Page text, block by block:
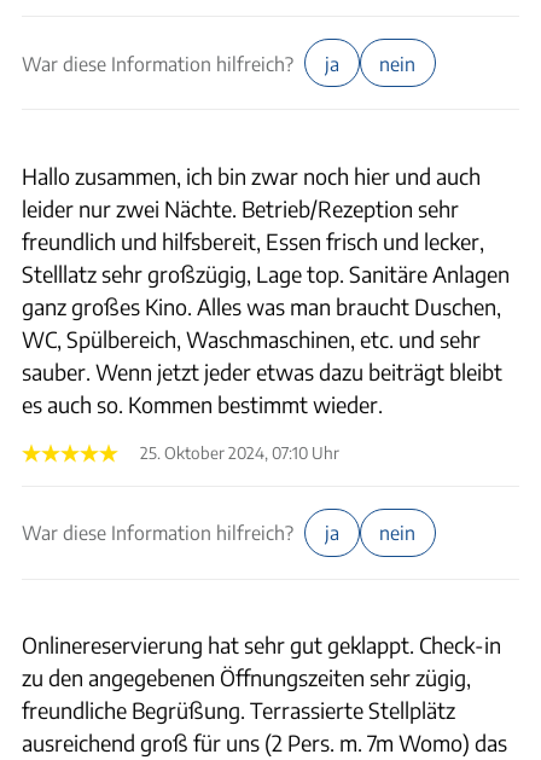
War diese Information hilfreich? ja nein
Hallo zusammen, ich bin zwar noch hier und auch
leider nur zwei Nächte. Betrieb/Rezeption sehr
freundlich und hilfsbereit, Essen frisch und lecker,
Stelllatz sehr großzügig, Lage top. Sanitäre Anlagen
ganz großes Kino. Alles was man braucht Duschen,
WC, Spülbereich, Waschmaschinen, etc. und sehr
sauber. Wenn jetzt jeder etwas dazu beiträgt bleibt
es auch so. Kommen bestimmt wieder.
25. Oktober 2024, 07:10 Uhr
War diese Information hilfreich? ja nein
Onlinereservierung hat sehr gut geklappt. Check-in
zu den angegebenen Öffnungszeiten sehr zügig,
freundliche Begrüßung. Terrassierte Stellplätz
ausreichend groß für uns (2 Pers. m. 7m Womo) das